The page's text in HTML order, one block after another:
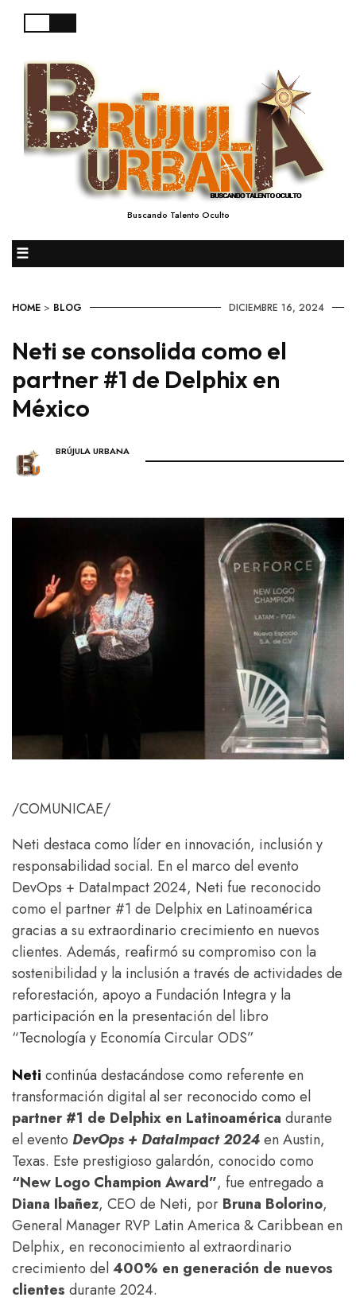
Buscando Talento Oculto
☰
HOME > BLOG DICIEMBRE 16, 2024
Neti se consolida como el
partner #1 de Delphix en
México
BRÚJULA URBANA
/COMUNICAE/
Neti destaca como líder en innovación, inclusión y
responsabilidad social. En el marco del evento
DevOps + DataImpact 2024, Neti fue reconocido
como el partner #1 de Delphix en Latinoamérica
gracias a su extraordinario crecimiento en nuevos
clientes. Además, reafirmó su compromiso con la
sostenibilidad y la inclusión a través de actividades de
reforestación, apoyo a Fundación Integra y la
participación en la presentación del libro
“Tecnología y Economía Circular ODS”
Neti continúa destacándose como referente en
transformación digital al ser reconocido como el
partner #1 de Delphix en Latinoamérica durante
el evento DevOps + DataImpact 2024en Austin,
Texas. Este prestigioso galardón, conocido como
“New Logo Champion Award”, fue entregado a
Diana Ibañez, CEO de Neti, por Bruna Bolorino,
General Manager RVP Latin America & Caribbean en
Delphix, en reconocimiento al extraordinario
crecimiento del400% en generación de nuevos
clientes durante 2024.